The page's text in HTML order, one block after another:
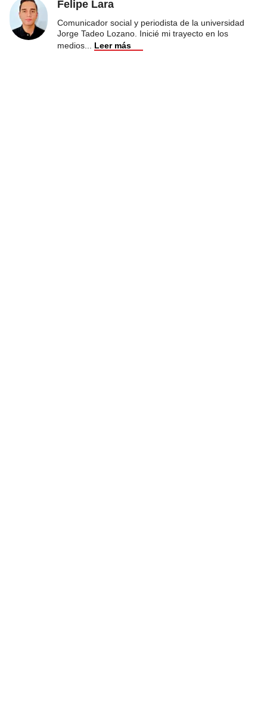
Felipe Lara
Comunicador social y periodista de la universidad
Jorge Tadeo Lozano. Inicié mi trayecto en los
medios
Leer más